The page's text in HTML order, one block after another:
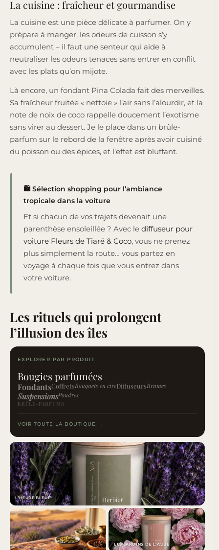
La cuisine : fraîcheur et gourmandise
La cuisine est une pièce délicate à parfumer. On y
prépare à manger, les odeurs de cuisson s’y
accumulent – il faut une senteur qui aide à
neutraliser les odeurs tenaces sans entrer en conflit
avec les plats qu’on mijote.
Là encore, un fondant Pina Colada fait des merveilles.
Sa fraîcheur fruitée « nettoie » l’air sans l’alourdir, et la
note de noix de coco rappelle doucement l’exotisme
sans virer au dessert. Je le place dans un brûle-
parfum sur le rebord de la fenêtre après avoir cuisiné
du poisson ou des épices, et l’effet est bluffant.
🛍️ Sélection shopping pour l’ambiance
tropicale dans la voiture
Et si chacun de vos trajets devenait une
parenthèse ensoleillée ? Avec le diffuseur pour
voiture Fleurs de Tiaré & Coco, vous ne prenez
plus simplement la route… vous partez en
voyage à chaque fois que vous entrez dans
votre voiture.
Les rituels qui prolongent
l’illusion des îles
EXPLORER PAR PRODUIT
Bougies parfumées
FondantsCoffretsBouquets en cireDiffuseursBrumes
SuspensionsPoudres
BRÛLE-PARFUMS
VOIR TOUTE LA BOUTIQUE →
L’HEURE BLEUE
LES JARDINS DE L’AUBE